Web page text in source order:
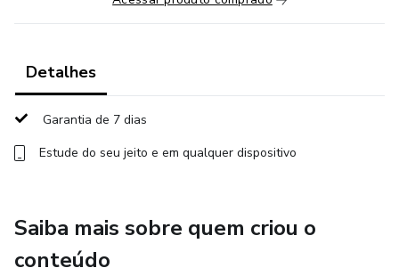
confiança
✅ Roteiro de devolutiva individual por escrito
✅ Checklists para organização pré e pós-reunião
✅ Relatório final para anexar à pasta do aluno
conforme sua realidade.
Ideal para reuniões de pais presenciais ou online, da
Detalhes
Garantia de 7 dias
Estude do seu jeito e em qualquer dispositivo
Saiba mais sobre quem criou o
conteúdo